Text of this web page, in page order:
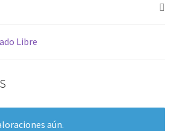
Libre
aún.